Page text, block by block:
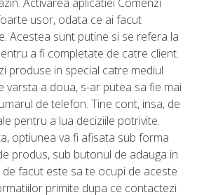
usor, odata ce ai facut
Acestea sunt putine si se refera la
a fi completate de catre client.
produse in special catre mediul
varsta a doua, s-ar putea sa fie mai
de telefon. Tine cont, insa, de
pentru a lua deciziile potrivite.
optiunea va fi afisata sub forma
produs, sub butonul de adauga in
facut este sa te ocupi de aceste
primite dupa ce contactezi